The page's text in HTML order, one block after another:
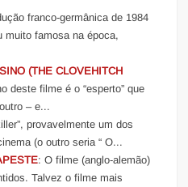
franco-germânica de 1984
muito famosa na época,
(THE CLOVEHITCH
deste filme é o “esperto” que
– e...
provavelmente um dos
(o outro seria “ O...
: O filme (anglo-alemão)
Talvez o filme mais